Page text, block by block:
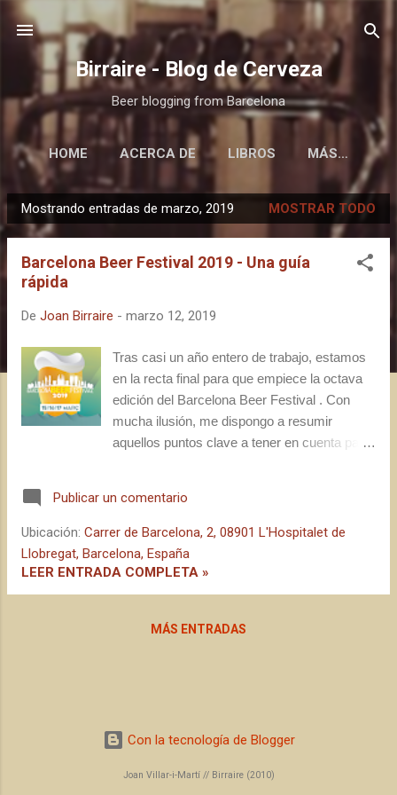
Ir al contenido principal
Birraire - Blog de Cerveza
Beer blogging from Barcelona
HOME ACERCA DE LIBROS MÁS…
E
n
Mostrando entradas de marzo, 2019 MOSTRAR TODO
Barcelona Beer Festival 2019 - Una guía
rápida
De Joan Birraire - marzo 12, 2019
Tras casi un año entero de trabajo, estamos
en la recta final para que empiece la octava
edición del Barcelona Beer Festival . Con
mucha ilusión, me dispongo a resumir
aquellos puntos clave a tener en cuenta para
esta gran celebración de la cerveza como
bebida y elemento cultural.
Publicar un comentario
Ubicación: Carrer de Barcelona, 2, 08901 L'Hospitalet de
Llobregat, Barcelona, España
LEER ENTRADA COMPLETA »
MÁS ENTRADAS
Con la tecnología de Blogger
Joan Villar-i-Martí // Birraire (2010)